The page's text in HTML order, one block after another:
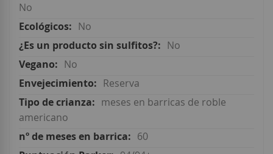
No
No
No
No
Reserva
meses en barricas de roble
americano
60